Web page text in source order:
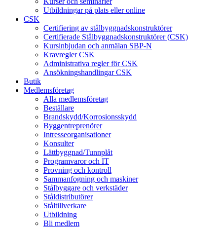
Utbildningar på plats eller online
CSK
Certifiering av stålbyggnadskonstruktörer
Certifierade Stålbyggnadskonstruktörer (CSK)
Kursinbjudan och anmälan SBP-N
Kravregler CSK
Administrativa regler för CSK
Ansökningshandlingar CSK
Butik
Medlemsföretag
Alla medlemsföretag
Beställare
Brandskydd/Korrosionsskydd
Byggentreprenörer
Intresseorganisationer
Konsulter
Lättbyggnad/Tunnplåt
Programvaror och IT
Provning och kontroll
Sammanfogning och maskiner
Stålbyggare och verkstäder
Ståldistributörer
Ståltillverkare
Utbildning
Bli medlem